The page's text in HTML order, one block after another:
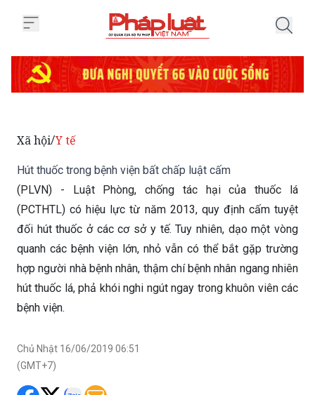
Hút thuốc trong bệnh viện bất chấp luật cấm
(PCTHTL) có hiệu lực từ năm 2013, quy định cấm tuyệt
đối hút thuốc ở các cơ sở y tế. Tuy nhiên, dạo một vòng
quanh các bệnh viện lớn, nhỏ vẫn có thể bắt gặp trường
hợp người nhà bệnh nhân, thậm chí bệnh nhân ngang nhiên
hút thuốc lá, phả khói nghi ngút ngay trong khuôn viên các
bệnh viện.
Chủ Nhật 16/06/2019 06:51